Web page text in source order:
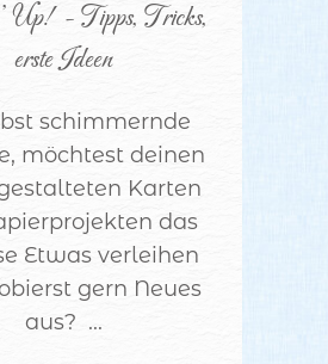
Up! - Tipps, Tricks,
erste Ideen
schimmernde
möchtest deinen
Karten
das
Etwas verleihen
gern Neues
aus? ...